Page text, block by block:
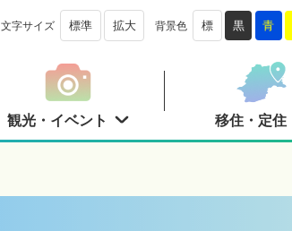
文字サイズ 標準 拡大 背景色 標 黒 青
観光・イベント 移住・定住